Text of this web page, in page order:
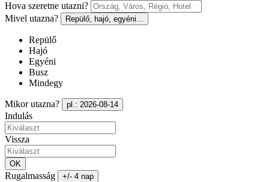
Hova szeretne utazni?
Mivel utazna?
Repülő, hajó, egyéni...
Repülő
Hajó
Egyéni
Busz
Mindegy
Mikor utazna? pl.: 2026-08-14
Indulás
Vissza
OK
Rugalmasság +/- 4 nap